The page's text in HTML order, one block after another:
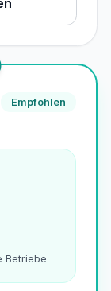
Empfohlen
Betriebe